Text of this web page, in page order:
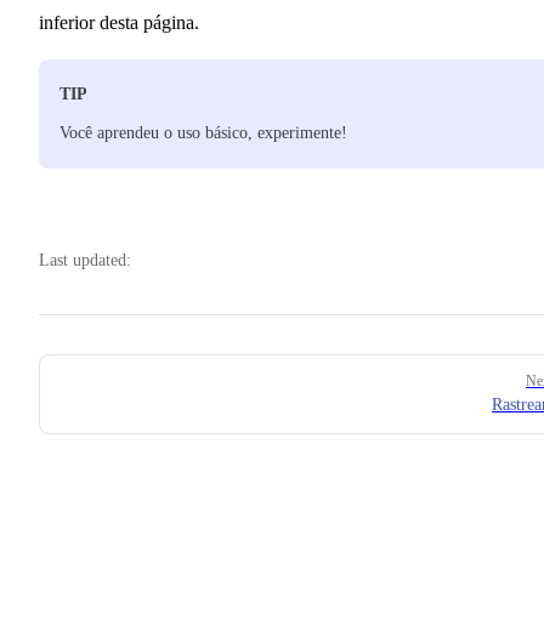
inferior desta página.
TIP
Você aprendeu o uso básico, experimente!
Last updated:
Pager